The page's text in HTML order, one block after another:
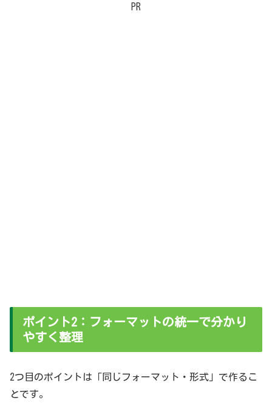
PR
ポイント2：フォーマットの統一で分かり
やすく整理
2つ目のポイントは「同じフォーマット・形式」で作るこ
とです。